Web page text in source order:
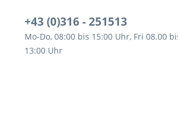
+43 (0)316 - 251513
Mo-Do, 08:00 bis 15:00 Uhr, Fri 08.00
13:00 Uhr